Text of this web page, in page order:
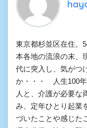
東京都杉並区在住。
本各地の流浪の末、
代に突入し、気がつ
か・・・ 人生100年
人と、介護が必要な
み、定年ひとり起業
づいたことや感じた